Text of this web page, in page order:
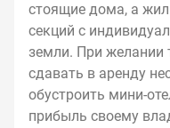
стоящие дома, а
секций с
земли. При
сдавать в аренду
обустроить мини-
прибыль своему